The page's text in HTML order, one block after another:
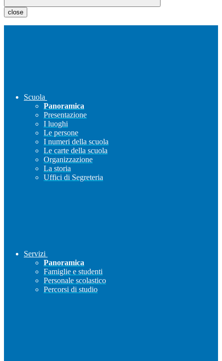
close
Scuola
Panoramica
Presentazione
I luoghi
Le persone
I numeri della scuola
Le carte della scuola
Organizzazione
La storia
Uffici di Segreteria
Servizi
Panoramica
Famiglie e studenti
Personale scolastico
Percorsi di studio